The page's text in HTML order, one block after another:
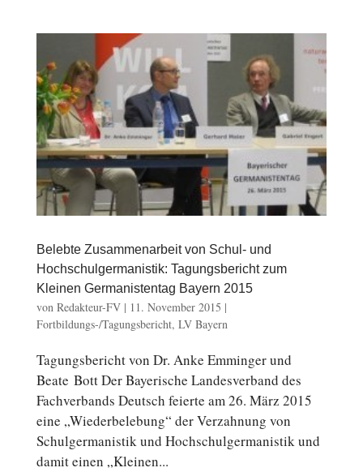
Belebte Zusammenarbeit von Schul- und
Hochschulgermanistik: Tagungsbericht zum
Kleinen Germanistentag Bayern 2015
von Redakteur-FV| 11. November 2015 |
Fortbildungs-/Tagungsbericht, LV Bayern
Ta­gungs­be­richt von Dr. Anke Em­min­ger und
Beate Bott Der Baye­ri­sche Lan­des­ver­band des
Fach­ver­bands Deutsch feierte am 26. März 2015
eine „Wie­der­be­le­bung“ der Ver­zah­nung von
Schul­ger­ma­nis­tik und Hochschulgermanistik und
damit einen „Kleinen...